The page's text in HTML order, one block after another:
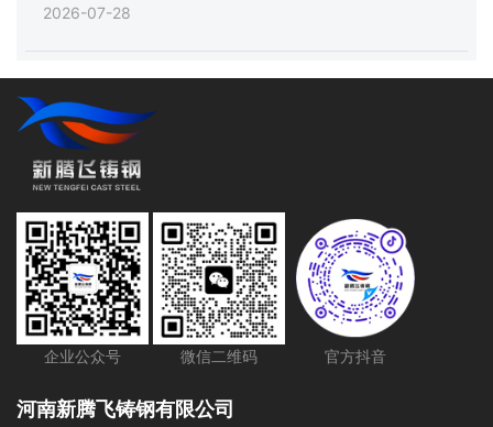
2026-07-28
企业公众号 微信二维码 官方抖音
河南新腾飞铸钢有限公司